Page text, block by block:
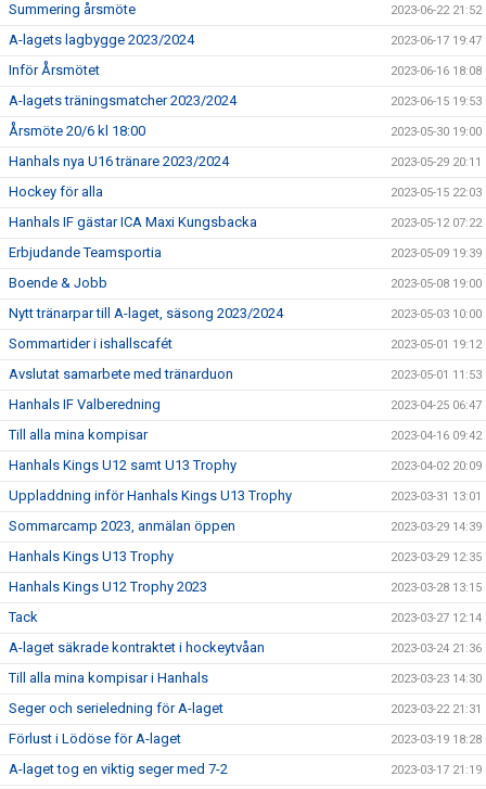
Summering årsmöte 2023-06-22 21:52
A-lagets lagbygge 2023/2024 2023-06-17 19:47
Inför Årsmötet 2023-06-16 18:08
A-lagets träningsmatcher 2023/2024 2023-06-15 19:53
Årsmöte 20/6 kl 18:00 2023-05-30 19:00
Hanhals nya U16 tränare 2023/2024 2023-05-29 20:11
Hockey för alla 2023-05-15 22:03
Hanhals IF gästar ICA Maxi Kungsbacka 2023-05-12 07:22
Erbjudande Teamsportia 2023-05-09 19:39
Boende & Jobb 2023-05-08 19:00
Nytt tränarpar till A-laget, säsong 2023/2024 2023-05-03 10:00
Sommartider i ishallscafét 2023-05-01 19:12
Avslutat samarbete med tränarduon 2023-05-01 11:53
Hanhals IF Valberedning 2023-04-25 06:47
Till alla mina kompisar 2023-04-16 09:42
Hanhals Kings U12 samt U13 Trophy 2023-04-02 20:09
Uppladdning inför Hanhals Kings U13 Trophy 2023-03-31 13:01
Sommarcamp 2023, anmälan öppen 2023-03-29 14:39
Hanhals Kings U13 Trophy 2023-03-29 12:35
Hanhals Kings U12 Trophy 2023 2023-03-28 13:15
Tack 2023-03-27 12:14
A-laget säkrade kontraktet i hockeytvåan 2023-03-24 21:36
Till alla mina kompisar i Hanhals 2023-03-23 14:30
Seger och serieledning för A-laget 2023-03-22 21:31
Förlust i Lödöse för A-laget 2023-03-19 18:28
A-laget tog en viktig seger med 7-2 2023-03-17 21:19